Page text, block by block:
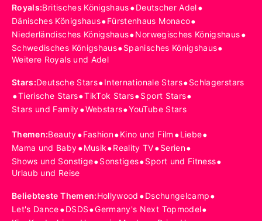
Royals:Britisches Königshaus•Deutscher Adel•
Dänisches Königshaus•Fürstenhaus Monaco•
Niederländisches Königshaus•Norwegisches Königshaus•
Schwedisches Königshaus•Spanisches Königshaus•
Weitere Royals und Adel
Stars:Deutsche Stars•Internationale Stars•Schlagerstars
•Tierische Stars•TikTok Stars•Sport Stars•
Stars und Family•Webstars•YouTube Stars
Themen:Beauty•Fashion•Kino und Film •Liebe•
Mama und Baby•Musik•Reality TV•Serien•
Shows und Sonstige•Sonstiges•Sport und Fitness•
Urlaub und Reise
Beliebteste Themen:Hollywood •Dschungelcamp•
Let's Dance•DSDS•Germany's Next Topmodel•